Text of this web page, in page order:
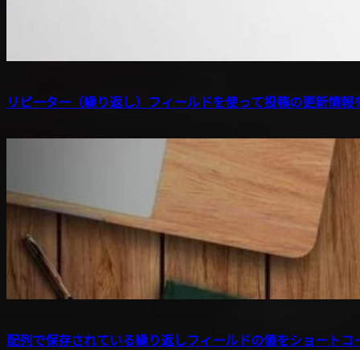
リピーター（繰り返し）フィールドを使って投稿の更新情
配列で保存されている繰り返しフィールドの値をショートコ